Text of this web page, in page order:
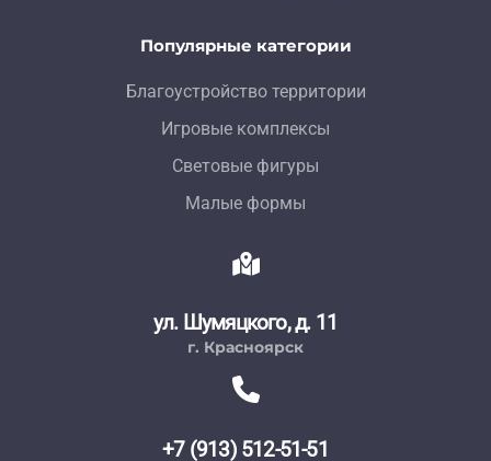
Популярные категории
Благоустройство территории
Игровые комплексы
Световые фигуры
Малые формы
ул. Шумяцкого, д. 11
г. Красноярск
+7 (913) 512-51-51